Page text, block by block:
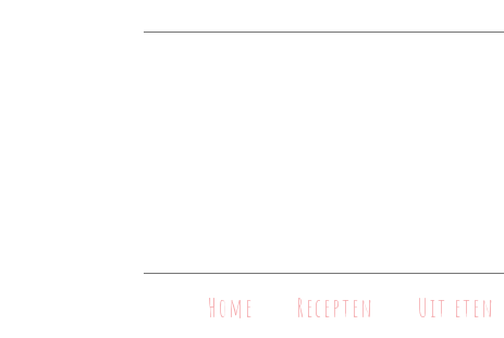
Home Recepten Uit eten